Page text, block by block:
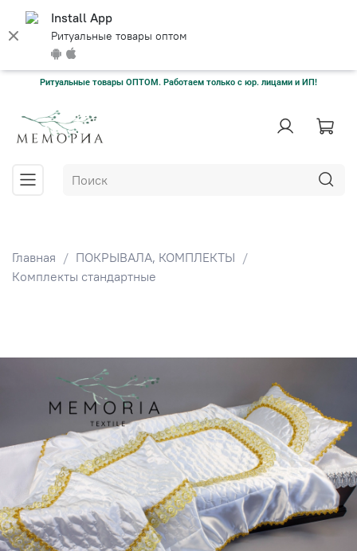
Install App
Ритуальные товары оптом
Ритуальные товары ОПТОМ. Работаем только с юр. лицами и ИП!
Главная
ПОКРЫВАЛА, КОМПЛЕКТЫ
Комплекты стандартные